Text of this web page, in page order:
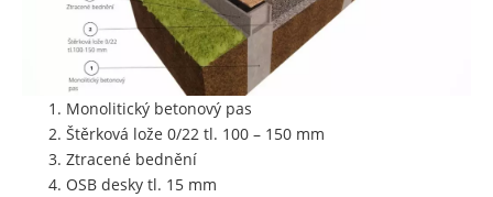
Monolitický betonový pas
Štěrková lože 0/22 tl. 100 – 150 mm
Ztracené bednění
OSB desky tl. 15 mm